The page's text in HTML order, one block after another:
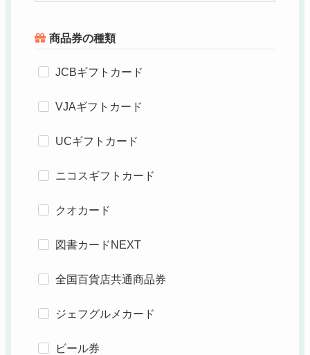
商品券の種類
JCBギフトカード
VJAギフトカード
UCギフトカード
ニコスギフトカード
クオカード
図書カードNEXT
全国百貨店共通商品券
ジェフグルメカード
ビール券